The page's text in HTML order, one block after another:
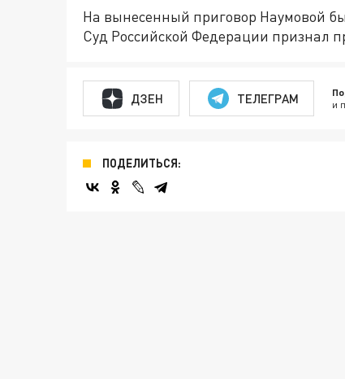
На вынесенный приговор Наумовой
Суд Российской Федерации признал
ДЗЕН ТЕЛЕГРАМ и
ПОДЕЛИТЬСЯ: